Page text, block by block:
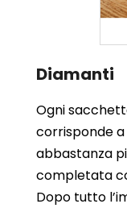
Diamanti
Ogni
corrisponde a
abbastanza
completata
Dopo tutto